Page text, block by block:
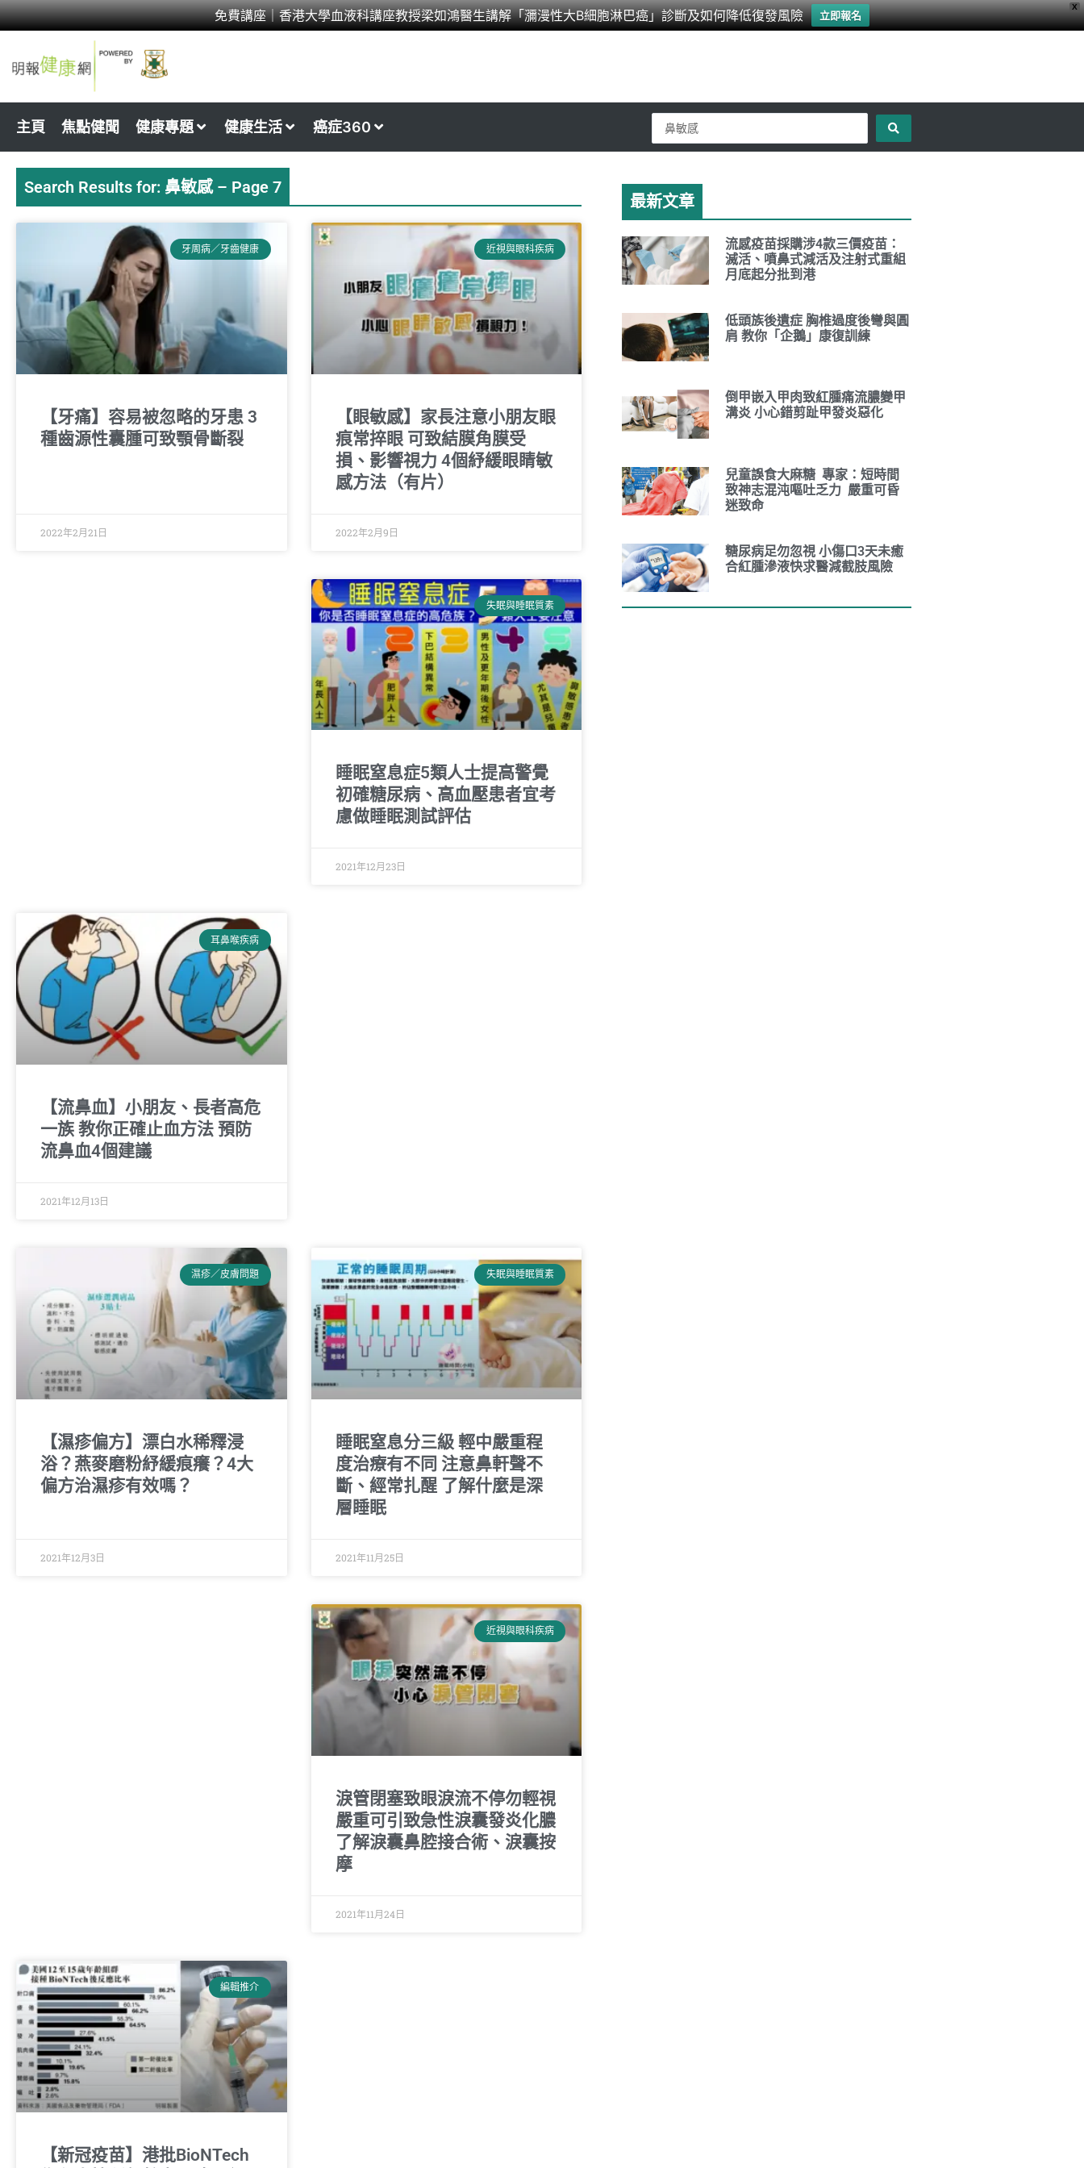
X
免費講座｜香港大學血液科講座教授梁如鴻醫生講解「瀰漫性大B細胞淋巴癌」診斷及如何降低復發風險 立即報名
Skip
to
content
主頁 焦點健聞 健康專題 健康生活 癌症360
Search
...
Search Results for: 鼻敏感 – Page 7
牙周病／牙齒健康
【牙痛】容易被忽略的牙患 3
種齒源性囊腫可致顎骨斷裂
2022年2月21日
近視與眼科疾病
【眼敏感】家長注意小朋友眼
痕常捽眼 可致結膜角膜受
損、影響視力 4個紓緩眼睛敏
感方法（有片）
2022年2月9日
失眠與睡眠質素
睡眠窒息症5類人士提高警覺
初確糖尿病、高血壓患者宜考
慮做睡眠測試評估
2021年12月23日
耳鼻喉疾病
【流鼻血】小朋友、長者高危
一族 教你正確止血方法 預防
流鼻血4個建議
2021年12月13日
濕疹／皮膚問題
【濕疹偏方】漂白水稀釋浸
浴？燕麥磨粉紓緩痕癢？4大
偏方治濕疹有效嗎？
2021年12月3日
失眠與睡眠質素
睡眠窒息分三級 輕中嚴重程
度治療有不同 注意鼻軒聲不
斷、經常扎醒 了解什麼是深
層睡眠
2021年11月25日
近視與眼科疾病
淚管閉塞致眼淚流不停勿輕視
嚴重可引致急性淚囊發炎化膿
了解淚囊鼻腔接合術、淚囊按
摩
2021年11月24日
編輯推介
【新冠疫苗】港批BioNTech
PagePagePage Page
最新文章
流感疫苗採購涉4款三價疫苗：
滅活、噴鼻式減活及注射式重組
月底起分批到港
低頭族後遺症 胸椎過度後彎與圓
肩 教你「企鵝」康復訓練
倒甲嵌入甲肉致紅腫痛流膿變甲
溝炎 小心錯剪趾甲發炎惡化
兒童誤食大麻糖 專家：短時間
致神志混沌嘔吐乏力 嚴重可昏
迷致命
糖尿病足勿忽視 小傷口3天未癒
合紅腫滲液快求醫減截肢風險